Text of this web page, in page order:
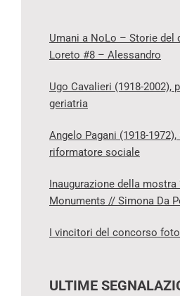
Umani a NoLo – Storie del
Loreto #8 – Alessandro
Ugo Cavalieri (1918-2002),
geriatria
Angelo Pagani (1918-
riformatore sociale
Inaugurazione della mostra
Monuments // Simona Da
I vincitori del concorso
ULTIME